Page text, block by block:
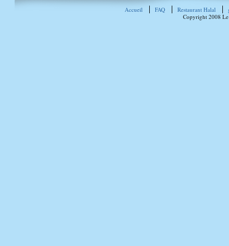
Accueil FAQ Restaurant Halal
Copyright 2008